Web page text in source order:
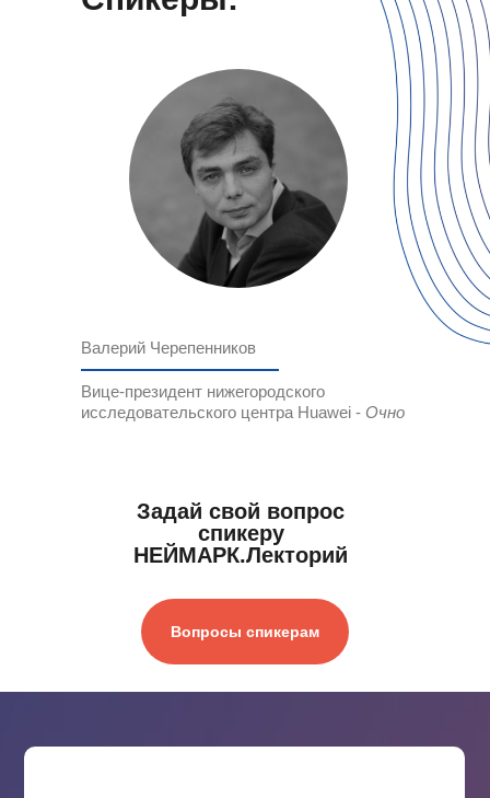
Валерий Черепенников
Вице-президент нижегородского
исследовательского центра Huawei - Очно
Задай свой вопрос
спикеру
НЕЙМАРК.Лекторий
Вопросы спикерам